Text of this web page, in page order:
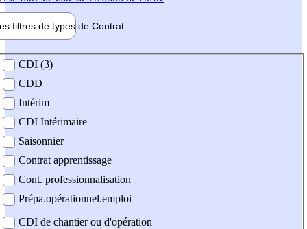
filtres de types de Contrat
contrat
CDI (3)
CDD
Intérim
CDI Intérimaire
Saisonnier
Contrat apprentissage
Cont. professionnalisation
Prépa.opérationnel.emploi
CDI de chantier ou d'opération